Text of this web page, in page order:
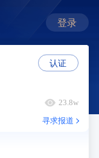
登录
23.8w
寻求报道
认证